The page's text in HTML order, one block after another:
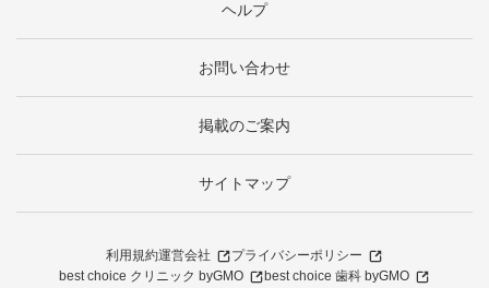
ヘルプ
お問い合わせ
掲載のご案内
サイトマップ
利用規約運営会社
プライバシーポリシー
best choice クリニック byGMO
best choice 歯科 byGMO